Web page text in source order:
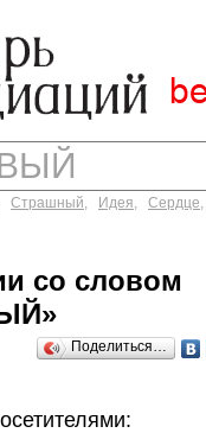
Страшный, Идея, Сердце,
со словом
Поделиться…